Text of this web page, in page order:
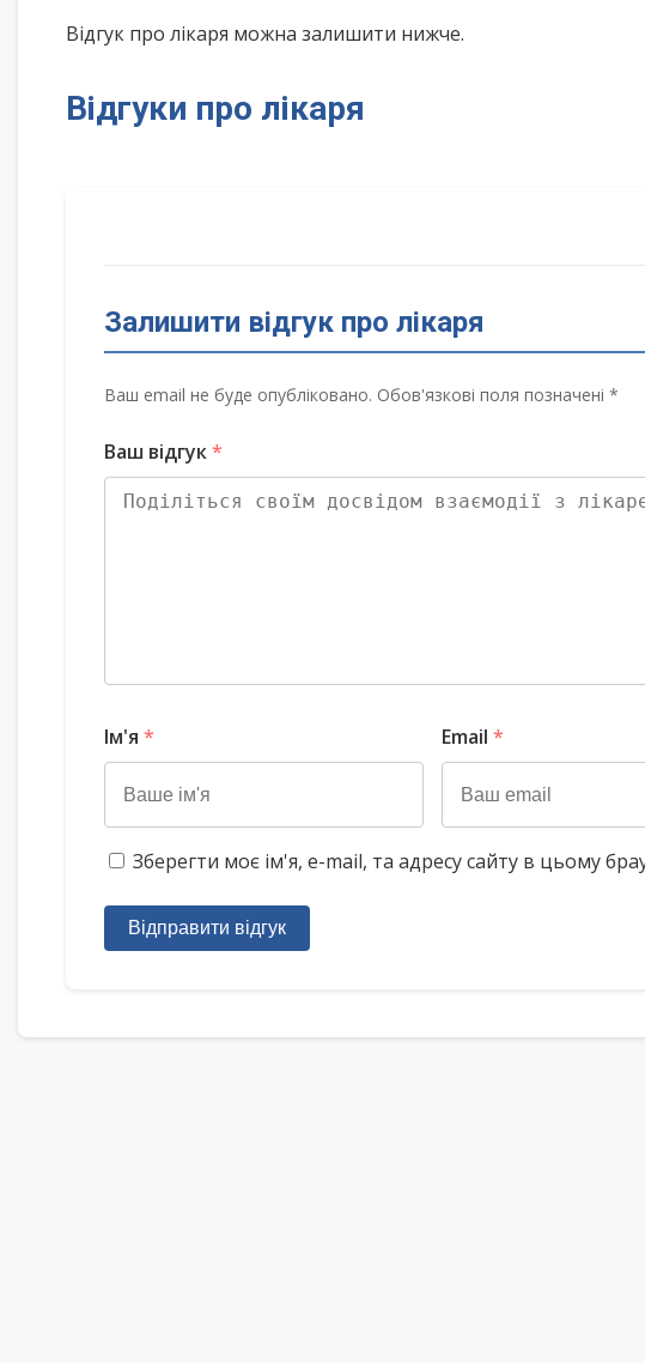
Відгук про лікаря можна залишити нижче.
Відгуки про лікаря
Залишити відгук про лікаря
Ваш email не буде опубліковано. Обов'язкові поля позначені *
Ваш відгук*
Ім'я * Email *
Зберегти моє ім'я, e-mail, та адресу сайту в цьому
Відправити відгук